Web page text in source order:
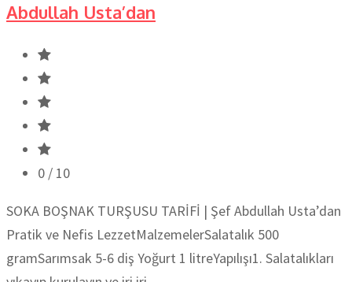
Abdullah Usta’dan
0 / 10
SOKA BOŞNAK TURŞUSU TARİFİ | Şef Abdullah Usta’dan
Pratik ve Nefis LezzetMalzemelerSalatalık 500
gramSarımsak 5-6 diş Yoğurt 1 litreYapılışı1. Salatalıkları